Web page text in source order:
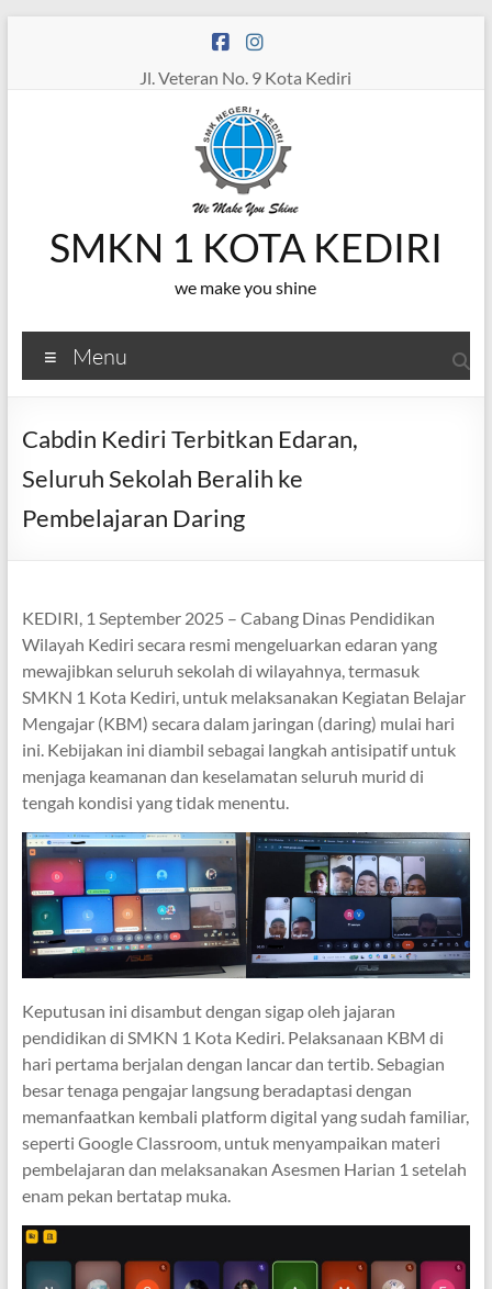
Jl. Veteran No. 9 Kota Kediri
SMKN 1 KOTA KEDIRI
we make you shine
Menu
Cabdin Kediri Terbitkan Edaran,
Seluruh Sekolah Beralih ke
Pembelajaran Daring
KEDIRI, 1 September 2025 – Cabang Dinas Pendidikan
Wilayah Kediri secara resmi mengeluarkan edaran yang
mewajibkan seluruh sekolah di wilayahnya, termasuk
SMKN 1 Kota Kediri, untuk melaksanakan Kegiatan Belajar
Mengajar (KBM) secara dalam jaringan (daring) mulai hari
ini. Kebijakan ini diambil sebagai langkah antisipatif untuk
menjaga keamanan dan keselamatan seluruh murid di
tengah kondisi yang tidak menentu.
Keputusan ini disambut dengan sigap oleh jajaran
pendidikan di SMKN 1 Kota Kediri. Pelaksanaan KBM di
hari pertama berjalan dengan lancar dan tertib. Sebagian
besar tenaga pengajar langsung beradaptasi dengan
memanfaatkan kembali platform digital yang sudah familiar,
seperti Google Classroom, untuk menyampaikan materi
pembelajaran dan melaksanakan Asesmen Harian 1 setelah
enam pekan bertatap muka.